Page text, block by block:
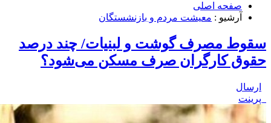
صفحه اصلی
آرشیو : معیشت مردم و بازنشستگان
سقوط مصرف گوشت و لبنیات/ چند درصد
حقوق کارگران صرف مسکن می‌شود؟
ارسال
پرینت